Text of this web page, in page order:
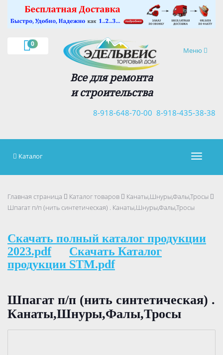
0
Навигация
Меню
Все для ремонта
и строительства
8-918-435-38-38
8-918-648-70-00
×
Каталог
Главная страница Каталог товаров
Канаты,Шнуры,Фалы,Тросы
Шпагат п/п (нить синтетическая) . Канаты,Шнуры,Фалы,Тросы
Скачать полный каталог продукции
2023.pdf
Скачать Каталог
продукции STM.pdf
Шпагат п/п (нить синтетическая) .
Канаты,Шнуры,Фалы,Тросы